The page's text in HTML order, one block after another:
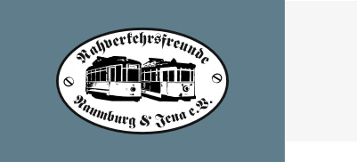
springen